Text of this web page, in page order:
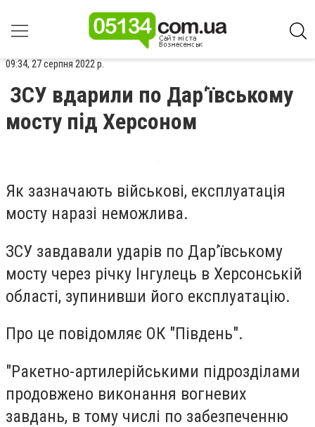
09:34, 27 серпня 2022 р.
ЗСУ вдарили по Дар‘ївському
мосту під Херсоном
Як зазначають військові, експлуатація
мосту наразі неможлива.
ЗСУ завдавали ударів по Дар’ївському
мосту через річку Інгулець в Херсонській
області, зупинивши його експлуатацію.
Про це повідомляє ОК "Південь".
"Ракетно-артилерійськими підрозділами
продовжено виконання вогневих
завдань, в тому числі по забезпеченню